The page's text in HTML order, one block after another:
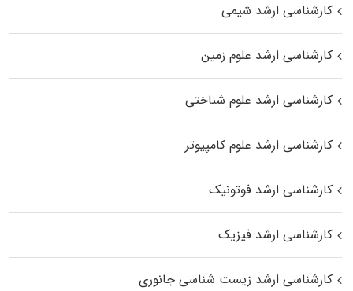
کارشناسی ارشد شیمی
کارشناسی ارشد علوم زمین
کارشناسی ارشد علوم شناختی
کارشناسی ارشد علوم کامپیوتر
کارشناسی ارشد فوتونیک
کارشناسی ارشد فیزیک
کارشناسی ارشد زیست‌ شناسی جانوری